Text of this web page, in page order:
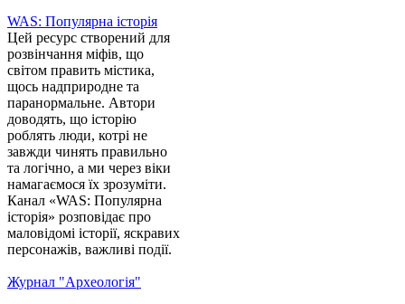
WAS: Популярна історія
Цей ресурс створений для
розвінчання міфів, що
світом править містика,
щось надприродне та
паранормальне. Автори
доводять, що історію
роблять люди, котрі не
завжди чинять правильно
та логічно, а ми через віки
намагаємося їх зрозуміти.
Канал «WAS: Популярна
історія» розповідає про
маловідомі історії, яскравих
персонажів, важливі події.
Журнал "Археологія"